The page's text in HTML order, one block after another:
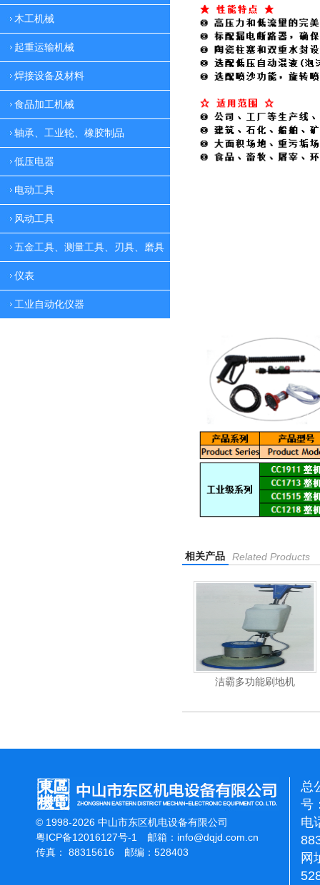
木工机械
起重运输机械
焊接设备及材料
食品加工机械
轴承、工业轮、橡胶制品
低压电器
电动工具
风动工具
五金工具、测量工具、刃具、磨具
仪表
工业自动化仪器
相关产品 Related Products
洁霸多功能刷地机
© 1998-2026 中山市东区机电设备有限公司
粤ICP备12016127号-1
邮箱： info@dqjd.com.cn
传真： 88315616 邮编：528403
总
号
电
网